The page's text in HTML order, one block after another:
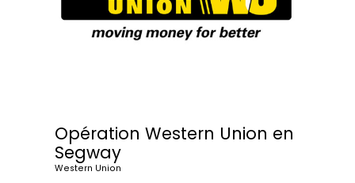
Opération Western Union en
Segway
Western Union